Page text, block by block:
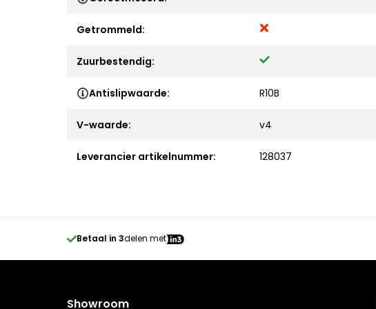
Getrommeld:
Zuurbestendig:
Antislipwaarde: R10B
V-waarde: v4
Leverancier artikelnummer: 128037
Betaal in 3delen met
Showroom